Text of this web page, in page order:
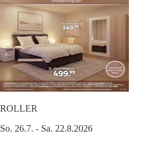
ROLLER
So. 26.7. - Sa. 22.8.2026